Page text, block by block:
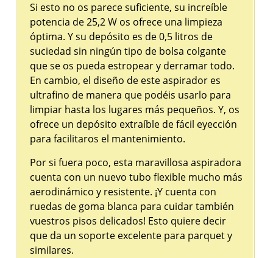
Si esto no os parece suficiente, su increíble
potencia de 25,2 W os ofrece una limpieza
óptima. Y su depósito es de 0,5 litros de
suciedad sin ningún tipo de bolsa colgante
que se os pueda estropear y derramar todo.
En cambio, el diseño de este aspirador es
ultrafino de manera que podéis usarlo para
limpiar hasta los lugares más pequeños. Y, os
ofrece un depósito extraíble de fácil eyección
para facilitaros el mantenimiento.
Por si fuera poco, esta maravillosa aspiradora
cuenta con un nuevo tubo flexible mucho más
aerodinámico y resistente. ¡Y cuenta con
ruedas de goma blanca para cuidar también
vuestros pisos delicados! Esto quiere decir
que da un soporte excelente para parquet y
similares.